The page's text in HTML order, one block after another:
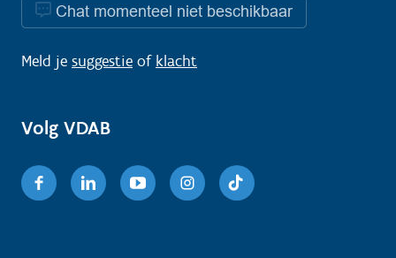
Chat momenteel niet beschikbaar
Meld je suggestie of klacht
Volg VDAB
FacebookLinkedinYoutubeInstagram